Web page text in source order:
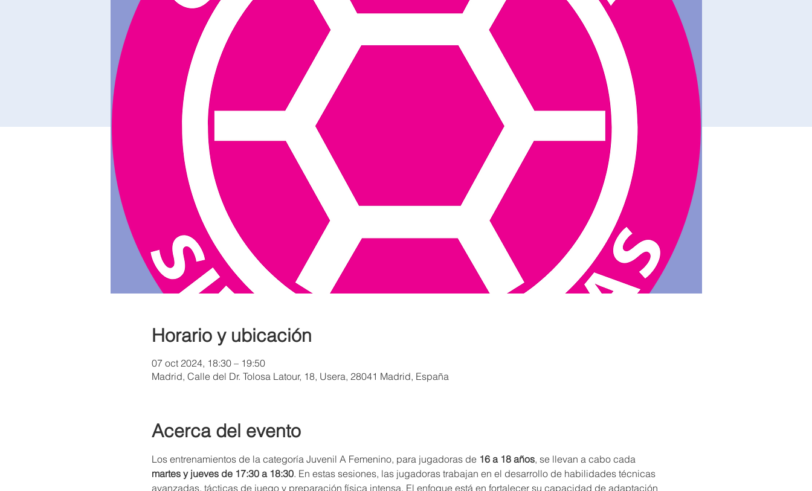
Horario y ubicación
07 oct 2024, 18:30 – 19:50
Madrid, Calle del Dr. Tolosa Latour, 18, Usera, 28041 Madrid, España
Acerca del evento
Los entrenamientos de la categoría Juvenil A Femenino, para jugadoras de 16 a 18 años, se llevan a cabo cada
martes y jueves de 17:30 a 18:30. En estas sesiones, las jugadoras trabajan en el desarrollo de habilidades técnicas
avanzadas, tácticas de juego y preparación física intensa. El enfoque está en fortalecer su capacidad de adaptación